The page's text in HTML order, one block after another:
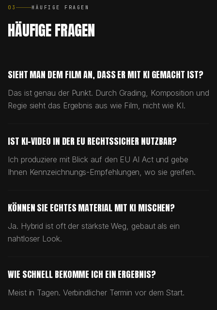
03 HÄUFIGE FRAGEN
HÄUFIGE FRAGEN
SIEHT MAN DEM FILM AN, DASS ER MIT KI GEMACHT IST?
Das ist genau der Punkt. Durch Grading, Komposition und
Regie sieht das Ergebnis aus wie Film, nicht wie KI.
IST KI-VIDEO IN DER EU RECHTSSICHER NUTZBAR?
Ich produziere mit Blick auf den EU AI Act und gebe
Ihnen Kennzeichnungs-Empfehlungen, wo sie greifen.
KÖNNEN SIE ECHTES MATERIAL MIT KI MISCHEN?
Ja. Hybrid ist oft der stärkste Weg, gebaut als ein
nahtloser Look.
WIE SCHNELL BEKOMME ICH EIN ERGEBNIS?
Meist in Tagen. Verbindlicher Termin vor dem Start.